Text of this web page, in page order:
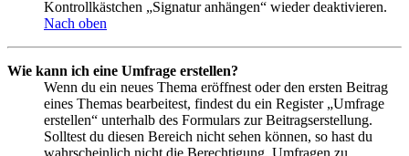
Kontrollkästchen „Signatur anhängen“ wieder deaktivieren.
Nach oben
Wie kann ich eine Umfrage erstellen?
Wenn du ein neues Thema eröffnest oder den ersten Beitrag
eines Themas bearbeitest, findest du ein Register „Umfrage
erstellen“ unterhalb des Formulars zur Beitragserstellung.
Solltest du diesen Bereich nicht sehen können, so hast du
wahrscheinlich nicht die Berechtigung, Umfragen zu